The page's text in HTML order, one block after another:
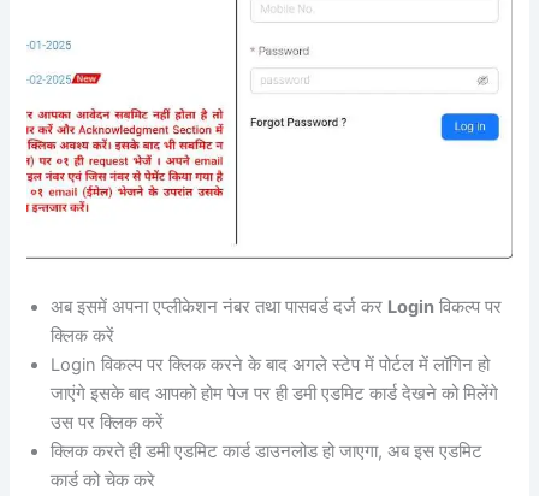
अब इसमें अपना एप्लीकेशन नंबर तथा पासवर्ड दर्ज कर Login विकल्प पर
क्लिक करें
Login विकल्प पर क्लिक करने के बाद अगले स्टेप में पोर्टल में लॉगिन हो
जाएंगे इसके बाद आपको होम पेज पर ही डमी एडमिट कार्ड देखने को मिलेंगे
उस पर क्लिक करें
क्लिक करते ही डमी एडमिट कार्ड डाउनलोड हो जाएगा, अब इस एडमिट
कार्ड को चेक करे